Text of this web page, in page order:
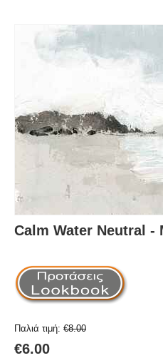
Calm Water Neutral -
Παλιά τιμή: €8.00
€6.00